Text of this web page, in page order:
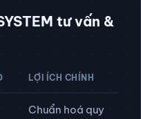
tư vấn &
LỢI ÍCH CHÍNH
Chuẩn hoá quy